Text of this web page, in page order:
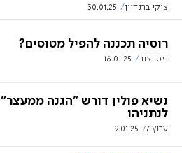
ציקי ברנדוין 30.01.25
רוסיה תכננה להפיל מטוסים?
ניסן צור 16.01.25
נשיא פולין דורש "הגנה ממעצר"
לנתניהו
ערוץ 7 9.01.25